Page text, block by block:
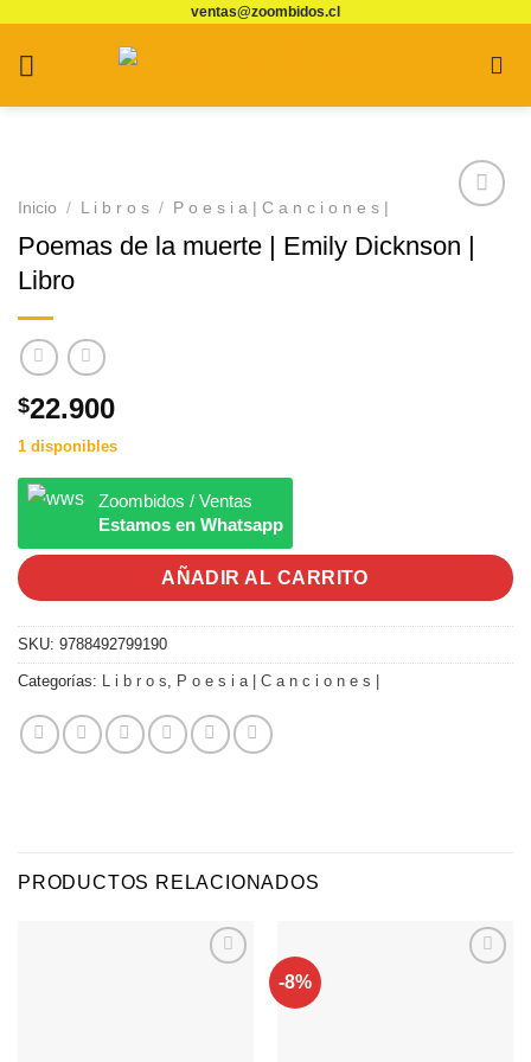
contenido
ventas@zoombidos.cl
Inicio / L i b r o s / P o e s i a | C a n c i o n e s |
Poemas de la muerte | Emily Dicknson |
Libro
$22.900
1 disponibles
Zoombidos / Ventas
Estamos en Whatsapp
AÑADIR AL CARRITO
SKU: 9788492799190
Categorías: L i b r o s, P o e s i a | C a n c i o n e s |
PRODUCTOS RELACIONADOS
-8%